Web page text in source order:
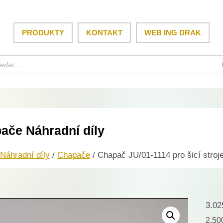
PRODUKTY KONTAKT WEB ING DRAK
Náhradní díly
Náhradní díly/ Chapače/ Chapač JU/01-1114 pro šicí